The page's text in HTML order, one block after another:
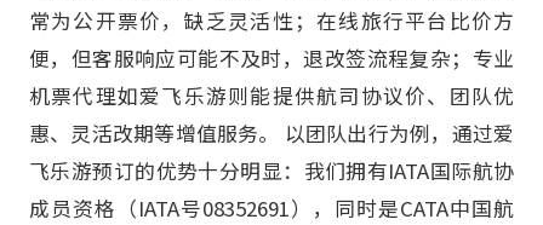
常为公开票价，缺乏灵活性；在线旅行平台比价方
便，但客服响应可能不及时，退改签流程复杂；专业
机票代理如爱飞乐游则能提供航司协议价、团队优
惠、灵活改期等增值服务。 以团队出行为例，通过爱
飞乐游预订的优势十分明显：我们拥有IATA国际航协
成员资格（IATA号08352691），同时是CATA中国航